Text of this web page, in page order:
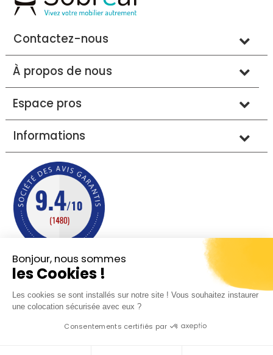
Bonjour, nous sommes
les Cookies !
Les cookies se sont installés sur notre site ! Vous souhaitez instaurer
une colocation sécurisée avec eux ?
Consentements certifiés par
Contactez-nous
À propos de nous
Espace pros
Informations
Mentions légales
Conditions générales de vente
Protection des données
Plan du site
© 2013 - 2026 - Sobreal tous droits réservés